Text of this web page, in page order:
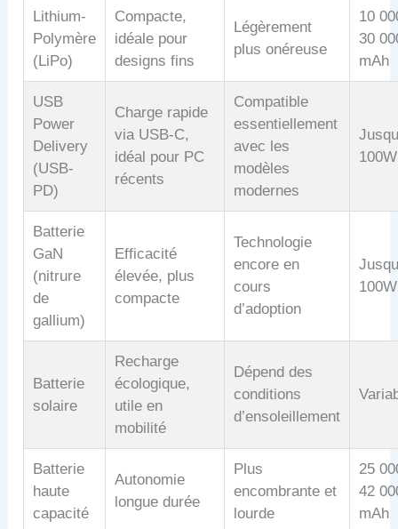
Lithium-
Polymère
(LiPo)
Compacte,
idéale pour
designs fins
Légèrement
plus onéreuse
10
30
mAh
USB
Power
Delivery
(USB-
PD)
Charge rapide
via USB-C,
idéal pour PC
récents
Compatible
essentiellement
avec les
modèles
modernes
100W
Batterie
GaN
(nitrure
de
gallium)
Efficacité
élevée, plus
compacte
Technologie
encore en
cours
d’adoption
100W
Batterie
solaire
Recharge
écologique,
utile en
mobilité
Dépend des
conditions
d’ensoleillement
Batterie
haute
capacité
Autonomie
longue durée
Plus
encombrante et
lourde
25
42
mAh